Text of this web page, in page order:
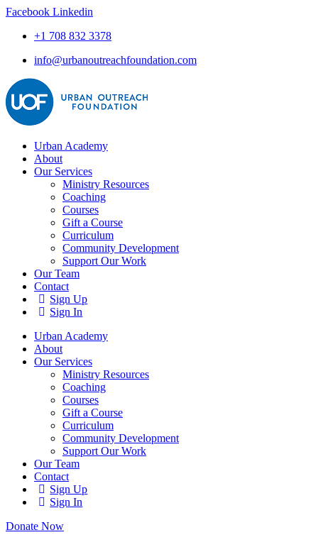
Facebook Linkedin
+1 708 832 3378
info@urbanoutreachfoundation.com
Urban Academy
About
Our Services
Ministry Resources
Coaching
Courses
Gift a Course
Curriculum
Community Development
Support Our Work
Our Team
Contact
Sign Up
Sign In
Urban Academy
About
Our Services
Ministry Resources
Coaching
Courses
Gift a Course
Curriculum
Community Development
Support Our Work
Our Team
Contact
Sign Up
Sign In
Donate Now